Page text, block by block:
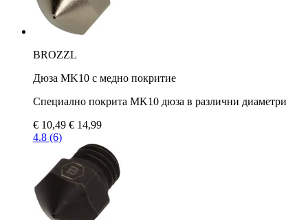
BROZZL
Дюза MK10 с медно покритие
Специално покрита MK10 дюза в различни диаметри
€ 10,49 € 14,99
4.8 (6)